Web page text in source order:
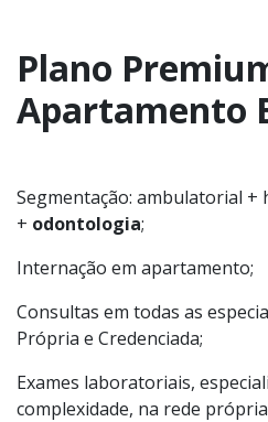
Plano
Apartamento
Segmentação: ambulatorial
+ odontologia;
Internação em apartamento;
Consultas em todas as
Própria e Credenciada;
Exames laboratoriais,
complexidade, na rede